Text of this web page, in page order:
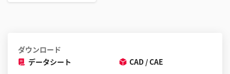
ダウンロード
データシート
CAD / CAE